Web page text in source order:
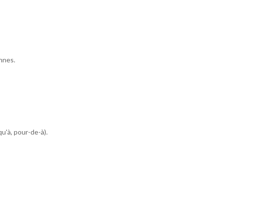
pour-de-à).